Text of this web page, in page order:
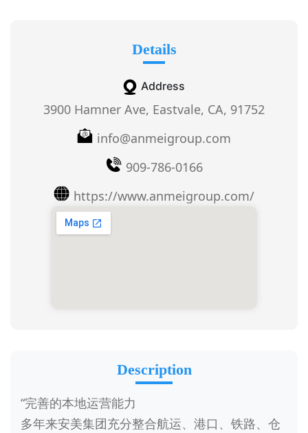
Details
Address
3900 Hamner Ave, Eastvale, CA, 91752
info@anmeigroup.com
909-786-0166
https://www.anmeigroup.com/
Description
“完善的本地运营能力
多年来安美集团充分整合航运、港口、铁路、仓